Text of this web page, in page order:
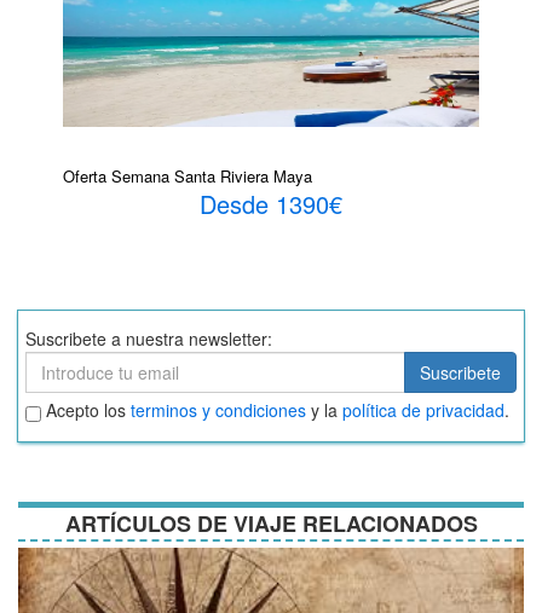
Oferta Semana Santa Riviera Maya
Desde 1390€
Suscribete a nuestra newsletter:
Suscribete
Suscribete
Aceptar
términos
y
Acepto los terminos y condiciones y la política de privacidad.
ARTÍCULOS DE VIAJE RELACIONADOS